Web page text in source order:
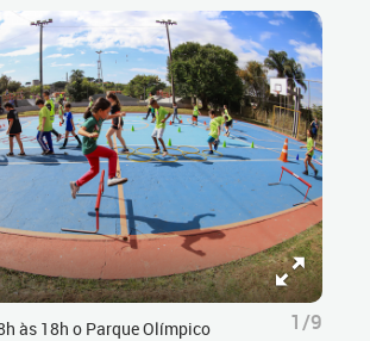
às 18h o Parque Olímpico
1/9